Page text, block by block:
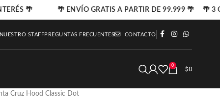
STAFFPREGUNTAS FRECUENTES CONTACTO
0 $0
Cruz Hood Classic Dot
🌴 🌴 ENVÍO GRATIS A PARTIR DE 99.999 🌴 🌴 3